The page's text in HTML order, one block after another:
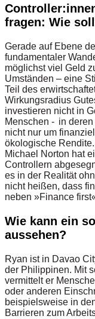
fragen: Wie
Gerade auf Ebene
fundamentaler
möglichst viel Geld
Umständen – eine
Teil des
Wirkungsradius
investieren nicht in
Menschen - in
nicht nur um
ökologische
Michael Norton hat
Controllern
es in der Realität
nicht heißen, dass
neben »Finance
Wie kann ein
aussehen?
Ryan ist in Davao
der Philippinen. Mit
vermittelt er
oder anderen
beispielsweise in
Barrieren zum